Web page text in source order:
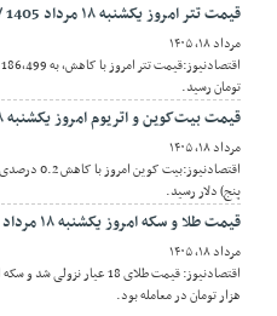
قیمت تتر امروز یکشنبه ۱۸ مرداد 1405 / کاهش قیمت تتر
مرداد ۱۸, ۱۴۰۵
تومان رسید.
قیمت بیت‌کوین و اتریوم امروز یکشنبه ۱۸ مرداد ۱۴۰۵/ کاهش قیمت بیت‌کوین
مرداد ۱۸, ۱۴۰۵
پنج) دلار رسید.
قیمت طلا و سکه امروز یکشنبه ۱۸ مرداد ۱۴۰۵/کاهش قیمت طلا و سکه
مرداد ۱۸, ۱۴۰۵
هزار تومان در معامله بود.